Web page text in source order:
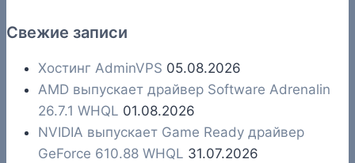
Свежие записи
Хостинг AdminVPS 05.08.2026
AMD выпускает драйвер Software Adrenalin
26.7.1 WHQL 01.08.2026
NVIDIA выпускает Game Ready драйвер
GeForce 610.88 WHQL 31.07.2026